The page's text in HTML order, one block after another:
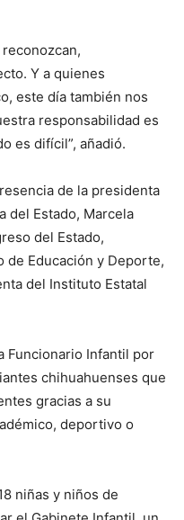
Y a quienes
este día también nos
responsabilidad es
es difícil”, añadió.
de la presidenta
del Estado, Marcela
del Estado,
de Educación y Deporte,
del Instituto Estatal
Funcionario Infantil por
chihuahuenses que
gracias a su
deportivo o
niñas y niños de